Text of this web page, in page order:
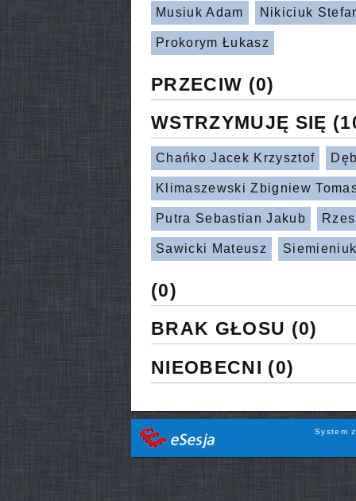
Musiuk Adam Nikiciuk
Prokorym Łukasz
PRZECIW (0)
WSTRZYMUJĘ SIĘ
Chańko Jacek Krzysztof
Klimaszewski Zbigniew
Putra Sebastian Jakub
Sawicki Mateusz
(0)
BRAK GŁOSU (0)
NIEOBECNI (0)
System